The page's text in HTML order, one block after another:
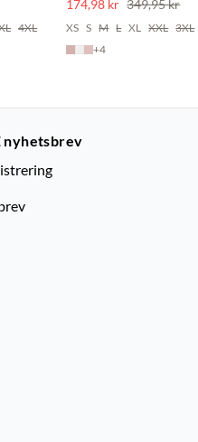
4XL
174,98 kr 349,95 kr
XS S M L XL XXL 3XL
+4
nyhetsbrev